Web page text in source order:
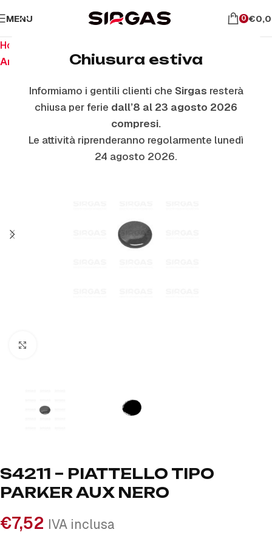
Chiusura estiva
Informiamo i gentili clienti che Sirgas resterà
chiusa per ferie dall’8 al 23 agosto 2026
compresi.
Le attività riprenderanno regolarmente lunedì
24 agosto 2026.
MENU 0 €
Home
Anelli E Piattelli Smaltati
S4211 – PIATTELLO TIPO
PARKER AUX NERO
€7,52 IVA inclusa